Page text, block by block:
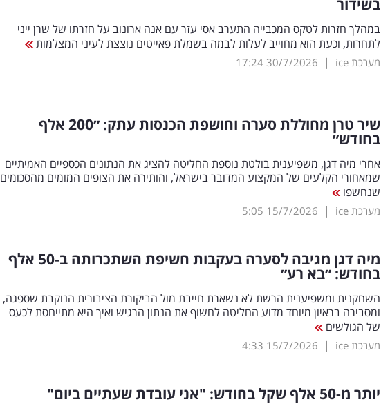
בשידור
במהלך חזרות לטקס המכבייה התערב אסי עזר עם אנה ארונוב על חזרתו של שרן ייני
לתחרות, וכעת הוא מחוייב לעלות לבמה בשמלת פאייטים נוצצת לעיני המצלמות
מערכת ice |
30/7/2026
17:24
שיר טרן מחוללת סערה וחושפת הכנסות עתק: ״200 אלף
בחודש״
אחרי מיה דגן, משפיענית בולטת נוספת החליטה להציג את הנתונים הכספיים האמיתיים
שמאחורי הקלעים של המקצוע המדובר בישראל, והותירה את הצופים המומים מהסכומים
שנחשפו
מערכת ice |
15/7/2026
5:05
מיה דגן מגיבה לסערה בעקבות חשיפת השתכרותה ב-50 אלף
בחודש: ״בא רע״
השחקנית ומשפיענית הרשת לא נשארת חייבת מול הביקורת הציבורית הנוקבת שספגה,
ומסבירה בראיון מיוחד מדוע החליטה לחשוף את הנתון הרגיש ואיך היא מתייחסת לכעס
של הגולשים
מערכת ice |
15/7/2026
4:33
יותר מ-50 אלף שקל בחודש: "אני עובדת שעתיים ביום"